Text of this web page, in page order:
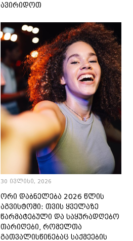
ავირიდოთ
30 ივლისი, 2026
ორი დაბნელება 2026 წლის
აგვისტოში: თვის ყველაზე
წარმატებული და საყურადღებო
თარიღები, რომელთა
გათვალისწინებაც საქმეების